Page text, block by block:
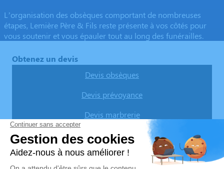
L’organisation des obsèques comportant de nombreuses
étapes, Lemière Père & Fils reste présente à vos côtés pour
vous soutenir et vous épauler tout au long des funérailles.
Obtenez un devis
Devis obsèques
Devis prévoyance
Devis marbrerie
Nos agences
Pompes Funèbres Lemière